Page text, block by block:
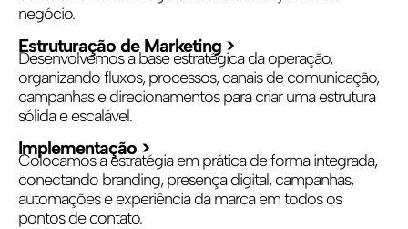
negócio.
Estruturação de Marketing >
Desenvolvemos a base estratégica da operação,
organizando fluxos, processos, canais de comunicação,
campanhas e direcionamentos para criar uma estrutura
sólida e escalável.
Implementação >
Colocamos a estratégia em prática de forma integrada,
conectando branding, presença digital, campanhas,
automações e experiência da marca em todos os
pontos de contato.